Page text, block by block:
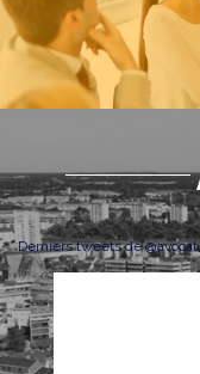
Derniers tweets de